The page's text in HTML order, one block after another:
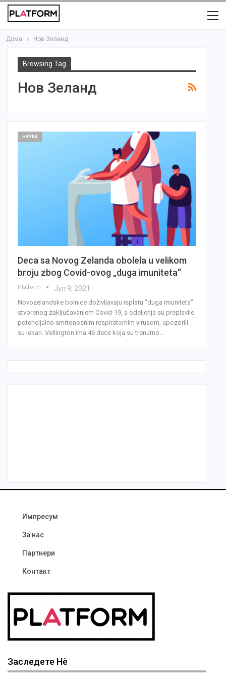
Дома Нов Зеланд
Browsing Tag
Нов Зеланд
НАУКА
Deca sa Novog Zelanda obolela u velikom
broju zbog Covid-ovog „duga imuniteta“
Platform Јул 9, 2021
Novozelandske bolnice doživljavaju isplatu "duga imuniteta"
stvorenog zaključavanjem Covid-19, a odeljenja su preplavile
potencijalno smrtonosnim respiratornim virusom, upozorili
su lekari. Vellington ima 46 dece koja su trenutno…
Импресум
За нас
Партнери
Контакт
Заследете Нѐ